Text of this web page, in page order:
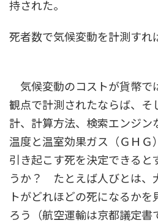
持された。
死者数で気候変動を計測すれ
気候変動のコストが貨幣で
観点で計測されたならば、そ
計、計算方法、検索エンジン
温度と温室効果ガス（ＧＨＧ
引き起こす死を決定できると
うか？ たとえば人びとは、
トがどれほどの死になるか
ろう（航空運輸は京都議定書